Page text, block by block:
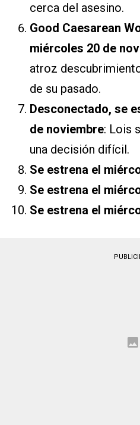
cerca del asesino.
Good Caesarean
miércoles 20 de
atroz
de su pasado.
Desconectado, se
de noviembre: Lois
una decisión difícil.
Se estrena el
Se estrena el
Se estrena el